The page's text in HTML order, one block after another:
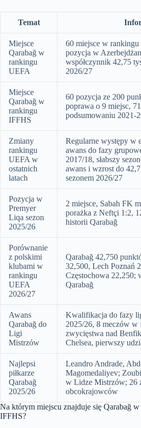
Temat
Miejsce
Qarabağ w
rankingu
UEFA
60 miejsce w
pozycja w
współczynnik 42,75
2026/27
Miejsce
Qarabağ w
rankingu
IFFHS
60 pozycja ze 200
poprawa o 9 miejsc,
podsumowaniu 2021-
Zmiany
rankingu
UEFA w
ostatnich
latach
Regularne występy w
awans do fazy
2017/18, słabszy
awans i wzrost do
sezonem 2026/27
Pozycja w
Premyer
Liqa sezon
2025/26
2 miejsce, Sabah FK
porażka z Neftçi 1:2,
historii Qarabağ
Porównanie
z polskimi
klubami w
rankingu
UEFA
2026/27
Qarabağ 42,750
32,500, Lech Poznań
Częstochowa 22,250;
Qarabağ
Awans
Qarabağ do
Ligi
Mistrzów
Kwalifikacja do fazy
2025/26, 8 meczów w
zwycięstwa nad
Chelsea, pierwszy
Najlepsi
piłkarze
Qarabağ
2025/26
Leandro Andrade,
Magomedaliyev;
w Lidze Mistrzów; 26
obcokrajowców
Na którym miejscu znajduje się Qarabağ
IFFHS?